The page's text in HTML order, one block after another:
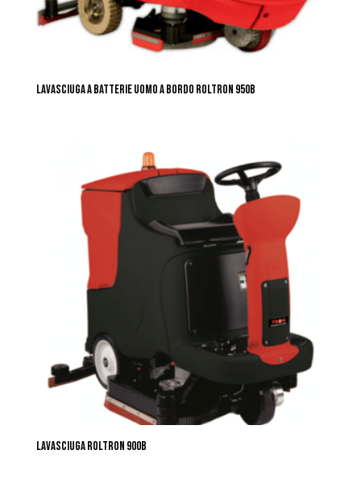
LAVASCIUGA A BATTERIE UOMO A BORDO ROLTRON 950B
LAVASCIUGA ROLTRON 900B